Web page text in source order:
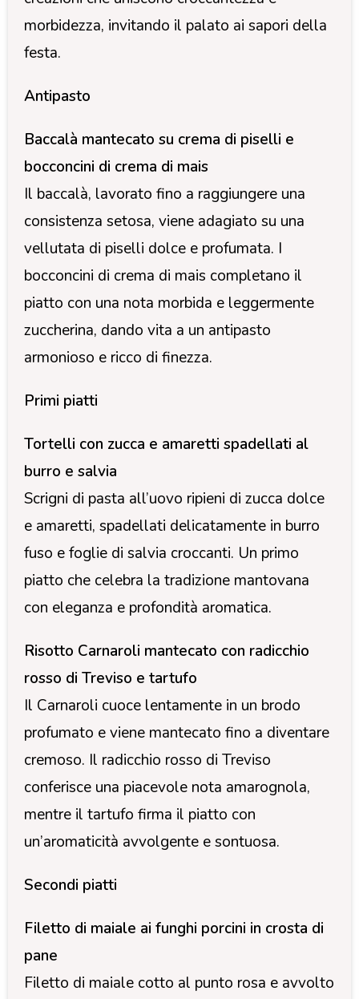
morbidezza, invitando il palato ai sapori della
festa.
Antipasto
Baccalà mantecato su crema di piselli e
bocconcini di crema di mais
Il baccalà, lavorato fino a raggiungere una
consistenza setosa, viene adagiato su una
vellutata di piselli dolce e profumata. I
bocconcini di crema di mais completano il
piatto con una nota morbida e leggermente
zuccherina, dando vita a un antipasto
armonioso e ricco di finezza.
Primi piatti
Tortelli con zucca e amaretti spadellati al
burro e salvia
Scrigni di pasta all’uovo ripieni di zucca dolce
e amaretti, spadellati delicatamente in burro
fuso e foglie di salvia croccanti. Un primo
piatto che celebra la tradizione mantovana
con eleganza e profondità aromatica.
Risotto Carnaroli mantecato con radicchio
rosso di Treviso e tartufo
Il Carnaroli cuoce lentamente in un brodo
profumato e viene mantecato fino a diventare
cremoso. Il radicchio rosso di Treviso
conferisce una piacevole nota amarognola,
mentre il tartufo firma il piatto con
un’aromaticità avvolgente e sontuosa.
Secondi piatti
Filetto di maiale ai funghi porcini in crosta di
pane
Filetto di maiale cotto al punto rosa e avvolto